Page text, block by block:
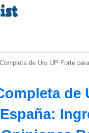
de Uro UP Forte
de